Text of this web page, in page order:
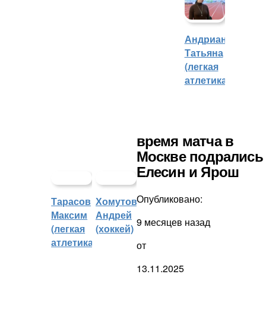
Андрианова
Татьяна
(легкая
атлетика)
Тарасов
Максим
(легкая
атлетика)
Хомутов
Андрей
(хоккей)
время матча в
Москве подрались
Елесин и Ярош
Опубликовано:
9 месяцев назад
от
13.11.2025